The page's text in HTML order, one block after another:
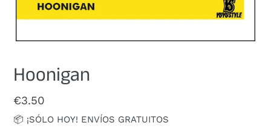
Hoonigan
Precio
habitual
€3.50
📦 ¡SÓLO HOY! ENVÍOS GRATUITOS